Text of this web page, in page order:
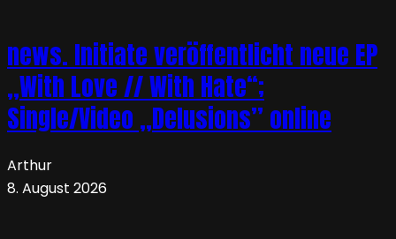
news. Initiate veröffentlicht neue EP
„With Love // With Hate“;
Single/Video „Delusions” online
Arthur
8. August 2026